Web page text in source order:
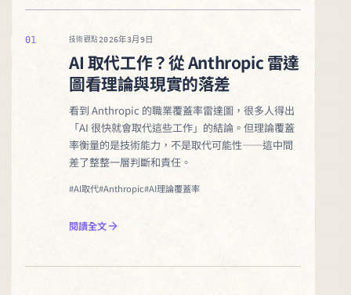
01 技術觀點2026年3月9日
AI 取代工作？從 Anthropic 雷達
圖看理論與現實的落差
看到 Anthropic 的職業覆蓋率雷達圖，很多人得出
「AI 很快就會取代這些工作」的結論。但理論覆蓋
率衡量的是技術能力，不是取代可能性——這中間
差了整整一層判斷和責任。
#AI取代#Anthropic#AI理論覆蓋率
閱讀全文